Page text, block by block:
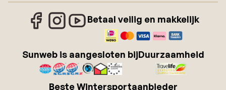
Betaal veilig en makkelijk
Sunweb is aangesloten bijDuurzaamheid
Beste Wintersportaanbieder